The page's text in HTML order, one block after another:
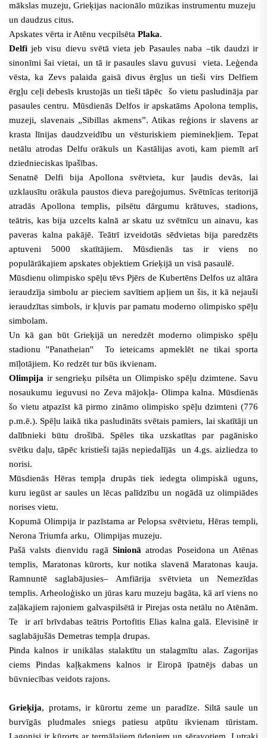
mākslas muzeju, Grieķijas nacionālo mūzikas instrumentu muzeju
un daudzus citus.
Apskates vērta ir Atēnu vecpilsēta Plaka.
Delfi jeb visu dievu svētā vieta jeb Pasaules naba –tik daudzi ir
sinonīmi šai vietai, un tā ir pasaules slavu guvusi vieta. Leģenda
vēsta, ka Zevs palaida gaisā divus ērgļus un tieši virs Delfiem
ērgļu ceļi debesīs krustojās un tieši tāpēc šo vietu pasludināja par
pasaules centru. Mūsdienās Delfos ir apskatāms Apolona templis,
muzeji, slavenais „Sibillas akmens”. Atikas reģions ir slavens ar
krasta līnijas daudzveidību un vēsturiskiem pieminekļiem. Tepat
netālu atrodas Delfu orākuls un Kastālijas avoti, kam piemīt arī
dziednieciskas īpašības.
Senatnē Delfi bija Apollona svētvieta, kur ļaudis devās, lai
uzklausītu orākula paustos dieva pareģojumus. Svētnīcas teritorijā
atradās Apollona templis, pilsētu dārgumu krātuves, stadions,
teātris, kas bija uzcelts kalnā ar skatu uz svētnīcu un ainavu, kas
paveras kalna pakājē. Teātrī izveidotās sēdvietas bija paredzēts
aptuveni 5000 skatītājiem. Mūsdienās tas ir viens no
populārākajiem apskates objektiem Grieķijā un visā pasaulē.
Mūsdienu olimpisko spēļu tēvs Pjērs de Kubertēns Delfos uz altāra
ieraudzīja simbolu ar pieciem savītiem apļiem un šis, it kā nejauši
ieraudzītas simbols, ir kļuvis par pamatu moderno olimpisko spēļu
simbolam.
Un kā gan būt Grieķijā un neredzēt moderno olimpisko spēļu
stadionu ''Panatheian'' To ieteicams apmeklēt ne tikai sporta
mīļotājiem. Ko redzēt tur būs ikvienam.
Olimpija ir sengrieķu pilsēta un Olimpisko spēļu dzimtene. Savu
nosaukumu ieguvusi no Zeva mājokļa- Olimpa kalna. Mūsdienās
šo vietu atpazīst kā pirmo zināmo olimpisko spēļu dzimteni (776
p.m.ē.). Spēļu laikā tika pasludināts svētais pamiers, lai skatītāji un
dalībnieki būtu drošībā. Spēles tika uzskatītas par pagānisko
svētku daļu, tāpēc kristieši tajās nepiedalījās un 4.gs. aizliedza to
norisi.
Mūsdienās Hēras tempļa drupās tiek iedegta olimpiskā uguns,
kuru iegūst ar saules un lēcas palīdzību un nogādā uz olimpiādes
norises vietu.
Kopumā Olimpija ir pazīstama ar Pelopsa svētvietu, Hēras templi,
Nerona Triumfa arku, Olimpijas muzeju.
Pašā valsts dienvidu ragā Sinionā atrodas Poseidona un Atēnas
templis, Maratonas kūrorts, kur notika slavenā Maratonas kauja.
Ramnuntē saglabājusies– Amfiārija svētvieta un Nemezīdas
templis. Arheoloģisko un jūras karu muzeju bagāta, kā arī viens no
zaļākajiem rajoniem galvaspilsētā ir Pirejas osta netālu no Atēnām.
Te ir arī brīvdabas teātris Portofitis Elias kalna galā. Elevisinē ir
saglabājušās Demetras tempļa drupas.
Pinda kalnos ir unikālas stalaktītu un stalagmītu alas. Zagorijas
ciems Pindas kaļķakmens kalnos ir Eiropā īpatnējs dabas un
būvniecības veidots rajons.
Grieķija, protams, ir kūrortu zeme un paradīze. Siltā saule un
burvīgās pludmales sniegs patiesu atpūtu ikvienam tūristam.